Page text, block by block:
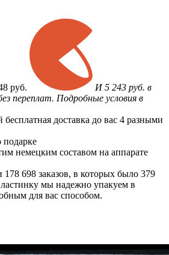
руб.
И 5 243 руб. в
переплат. Подробные условия в
доставка до вас 4 разными
подарке
немецким составом на аппарате
698 заказов, в которых было 379
мы надежно упакуем в
для вас способом.